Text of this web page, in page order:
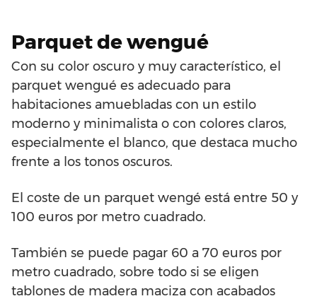
Parquet de wengué
Con su color oscuro y muy característico, el
parquet wengué es adecuado para
habitaciones amuebladas con un estilo
moderno y minimalista o con colores claros,
especialmente el blanco, que destaca mucho
frente a los tonos oscuros.
El coste de un parquet wengé está entre 50 y
100 euros por metro cuadrado.
También se puede pagar 60 a 70 euros por
metro cuadrado, sobre todo si se eligen
tablones de madera maciza con acabados